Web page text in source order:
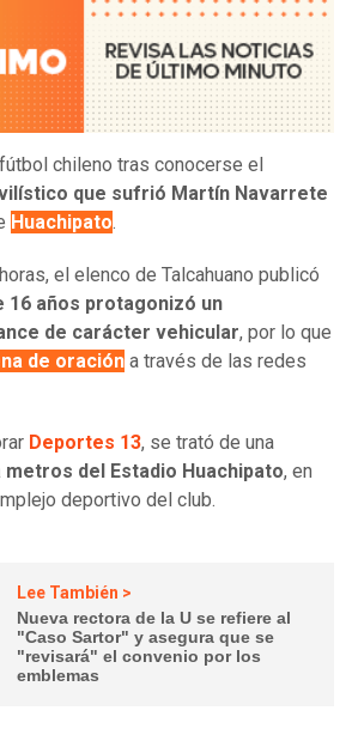
chileno tras conocerse el
que sufrió Martín Navarrete
Huachipato.
el elenco de Talcahuano publicó
16 años protagonizó un
de carácter vehicular, por lo que
de oración a través de las redes
Deportes 13, se trató de una
del Estadio Huachipato, en
deportivo del club.
Lee También >
Nueva rectora de la U se refiere al
"Caso Sartor" y asegura que se
"revisará" el convenio por los
emblemas